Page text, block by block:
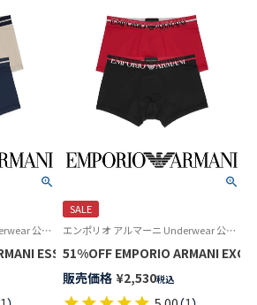
エンポリオ アルマーニ Underwear 公式オンラインショップ
ESSENTIAL MICROFIBER マイクロ
SALE
エンポリオ アルマーニ Underwear 公式オンラインショップ
販売価格 ¥2,530税込